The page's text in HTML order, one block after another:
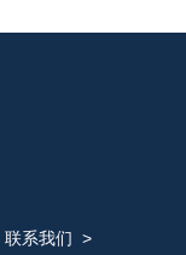
联系我们 >